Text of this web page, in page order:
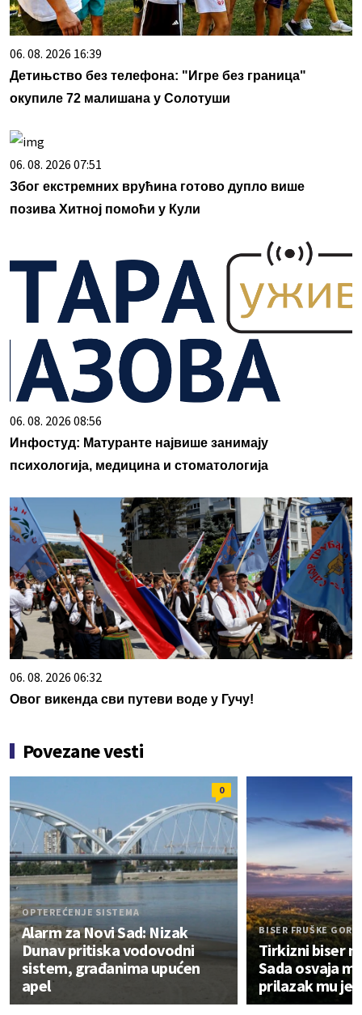
06. 08. 2026 16:39
Детињство без телефона: "Игре без граница"
окупиле 72 малишана у Солотуши
06. 08. 2026 07:51
Због екстремних врућина готово дупло више
позива Хитној помоћи у Кули
06. 08. 2026 08:56
Инфостуд: Матуранте највише занимају
психологија, медицина и стоматологија
06. 08. 2026 06:32
Овог викенда сви путеви воде у Гучу!
Povezane vesti
0
OPTEREĆENJE SISTEMA
Alarm za Novi Sad: Nizak
Dunav pritiska vodovodni
sistem, građanima upućen
apel
BISER FRUŠKE GORE
Tirkizni biser
Sada osvaja
prilazak mu je